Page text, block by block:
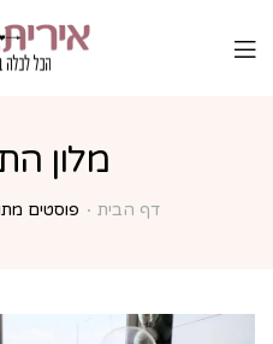
מלון
דף הבית פוסטים